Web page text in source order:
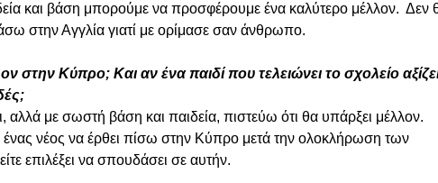
και βάση μπορούμε να προσφέρουμε ένα καλύτερο μέλλον.  Δεν
στην Αγγλία γιατί με ορίμασε σαν άνθρωπο.
στην Κύπρο; Και αν ένα παιδί που τελειώνει το σχολείο
αλλά με σωστή βάση και παιδεία, πιστεύω ότι θα υπάρξει μέλλον.
ένας νέος να έρθει πίσω στην Κύπρο μετά την ολοκλήρωση των
επιλέξει να σπουδάσει σε αυτήν.